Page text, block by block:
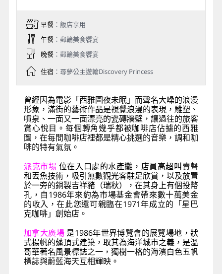
早餐：飯店享用
午餐：郵輪美食饗宴
晚餐：郵輪美食饗宴
住宿：尋夢公主遊輪Discovery Princess
曾經因為電影「西雅圖夜未眠」而聲名大噪的浪漫
形象，滿街的藝術作品是視覺浪漫的表現，雕塑、
噴泉、一面又一面漂亮的瓷磚牆壁，讓過往的旅客
賞心悅目。每個轉角幾乎都被咖啡店佔據的西雅
圖，在每間咖啡店裡都是精心挑選的音樂，調和咖
啡的特有氣氛。
派克市場 位在入口處的水產攤，店員高超叫賣聲
和丟魚技術，吸引無數觀光客駐足欣賞，以及放置
於一旁的銅製吉祥豬（瑞秋），在其身上有個投幣
孔，自1986年來約為市場基金會帶來數十萬美金
的收入，在此您還可親臨在1971年成立的「星巴
克咖啡」創始店。
加拿大廣場 是1986年世界博覽會的展覽場地，狀
式揚帆的蓬頂式建築，取其為海洋城市之義，是溫
哥華著名風景標誌之一，獨樹一格的海濱白色五帆
標誌與蔚藍海天互相輝映。